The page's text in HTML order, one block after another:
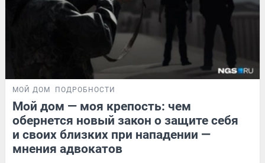
МОЙ ДОМ ПОДРОБНОСТИ
Мой дом — моя крепость: чем
обернется новый закон о защите себя
и своих близких при нападении —
мнения адвокатов